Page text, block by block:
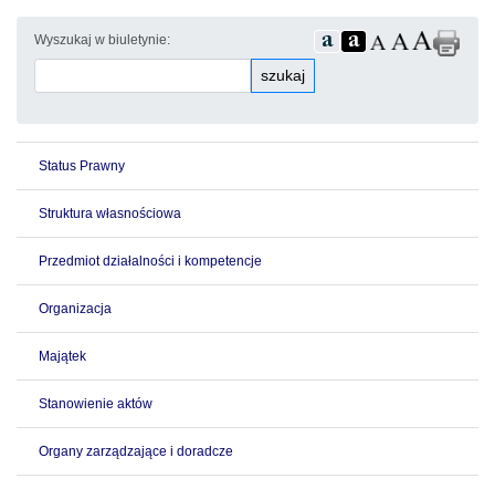
Wyszukaj w biuletynie:
szukaj
Status Prawny
Struktura własnościowa
Przedmiot działalności i kompetencje
Organizacja
Majątek
Stanowienie aktów
Organy zarządzające i doradcze